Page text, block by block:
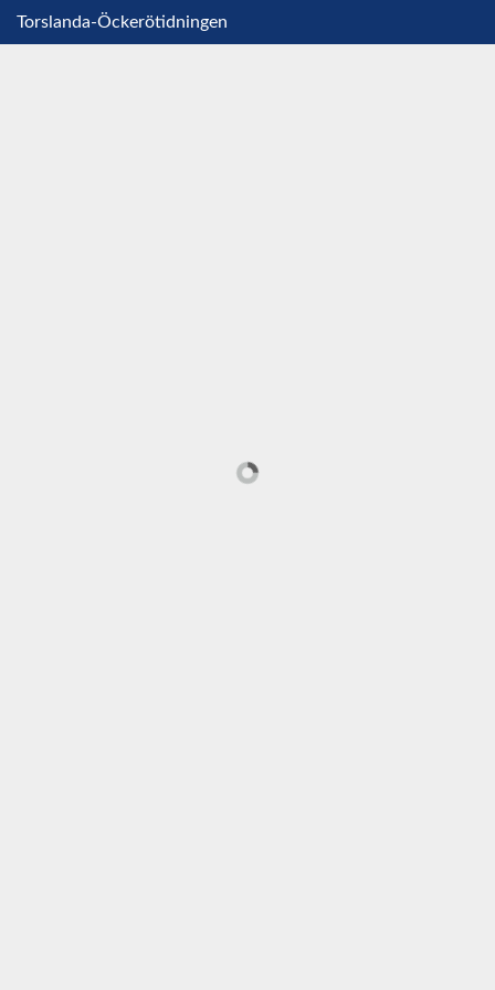
Torslanda-Öckerötidningen